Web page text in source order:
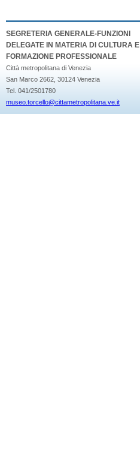
SEGRETERIA GENERALE-FUNZIONI
DELEGATE IN MATERIA DI CULTURA E
FORMAZIONE PROFESSIONALE
Città metropolitana di Venezia
San Marco 2662, 30124 Venezia
Tel. 041/2501780
museo.torcello@cittametropolitana.ve.it